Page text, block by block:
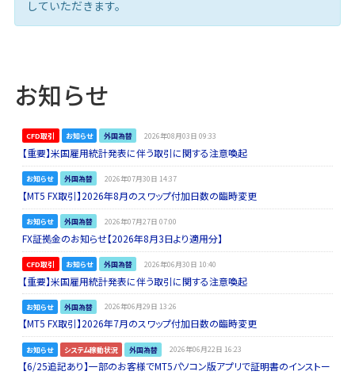
していただきます。
お知らせ
CFD取引 お知らせ 外国為替 2026年08月03日 09:33
【重要】米国雇用統計発表に伴う取引に関する注意喚起
お知らせ 外国為替 2026年07月30日 14:37
【MT5 FX取引】2026年8月のスワップ付加日数の臨時変更
お知らせ 外国為替 2026年07月27日 07:00
FX証拠金のお知らせ【2026年8月3日より適用分】
CFD取引 お知らせ 外国為替 2026年06月30日 10:40
【重要】米国雇用統計発表に伴う取引に関する注意喚起
お知らせ 外国為替 2026年06月29日 13:26
【MT5 FX取引】2026年7月のスワップ付加日数の臨時変更
お知らせ システム稼動状況 外国為替 2026年06月22日 16:23
【6/25追記あり】一部のお客様でMT5パソコン版アプリで証明書のインストー